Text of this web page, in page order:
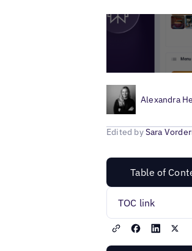
Alexandra
Edited bySara
Table of
TOC link